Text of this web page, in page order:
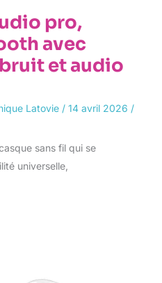
pro,
avec
et audio
Latovie / 14 avril 2026 /
sans fil qui se
universelle,